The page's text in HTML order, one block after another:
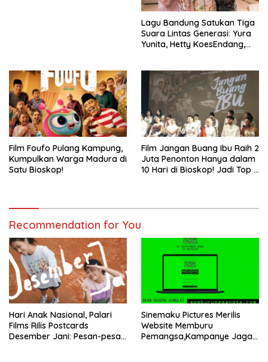
Lagu Bandung Satukan Tiga
Suara Lintas Generasi: Yura
Yunita, Hetty KoesEndang,
Film Foufo Pulang Kampung,
Kumpulkan Warga Madura di
Satu Bioskop!
Film Jangan Buang Ibu Raih 2
Juta Penonton Hanya dalam
10 Hari di Bioskop! Jadi Top 5
Recommendation for You
Hari Anak Nasional, Palari
Films Rilis Postcards
Desember Jani: Pesan-pesan
Sinemaku Pictures Merilis
Website Memburu
Pemangsa,Kampanye Jaga